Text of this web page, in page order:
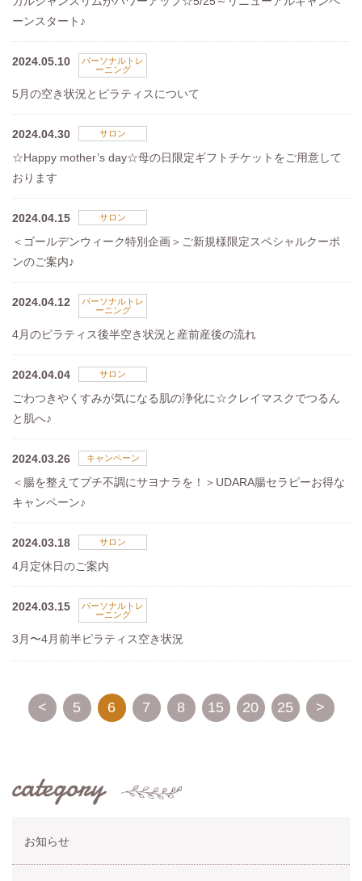
ーンスタート♪
2024.05.10
パーソナルトレ
ーニング
5月の空き状況とピラティスについて
2024.04.30 サロン
☆Happy mother’s day☆母の日限定ギフトチケットをご用意して
おります
2024.04.15 サロン
＜ゴールデンウィーク特別企画＞ご新規様限定スペシャルクーポ
ンのご案内♪
2024.04.12
パーソナルトレ
ーニング
4月のピラティス後半空き状況と産前産後の流れ
2024.04.04 サロン
ごわつきやくすみが気になる肌の浄化に☆クレイマスクでつるん
と肌へ♪
2024.03.26 キャンペーン
＜腸を整えてプチ不調にサヨナラを！＞UDARA腸セラピーお得な
キャンペーン♪
2024.03.18 サロン
4月定休日のご案内
2024.03.15
パーソナルトレ
ーニング
3月〜4月前半ピラティス空き状況
< 5 6 7 8 15 20 25 >
お知らせ